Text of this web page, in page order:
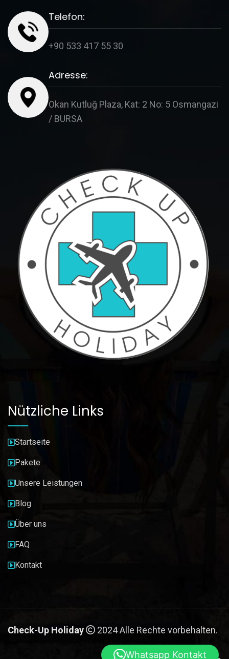
Telefon:
+90 533 417 55 30
Adresse:
Okan Kutluğ Plaza, Kat: 2 No: 5 Osmangazi
/ BURSA
Nützliche Links
Startseite
Pakete
Unsere Leistungen
Blog
Über uns
FAQ
Kontakt
Check-Up Holiday 2024 Alle Rechte vorbehalten.
Whatsapp Kontakt